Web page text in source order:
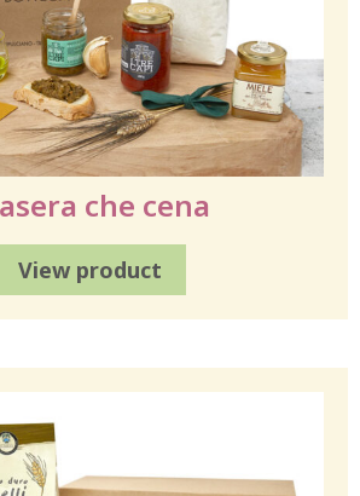
che cena
View product